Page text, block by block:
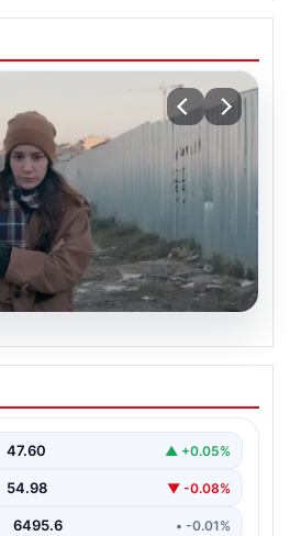
farklı bir imza: Ceylan
en iyi filmleri
47.60 ▲ +0.05%
54.98 ▼ -0.08%
6495.6 • -0.01%